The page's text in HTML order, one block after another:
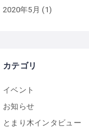
2020年5月 (1)
カテゴリ
イベント
お知らせ
とまり木インタビュー